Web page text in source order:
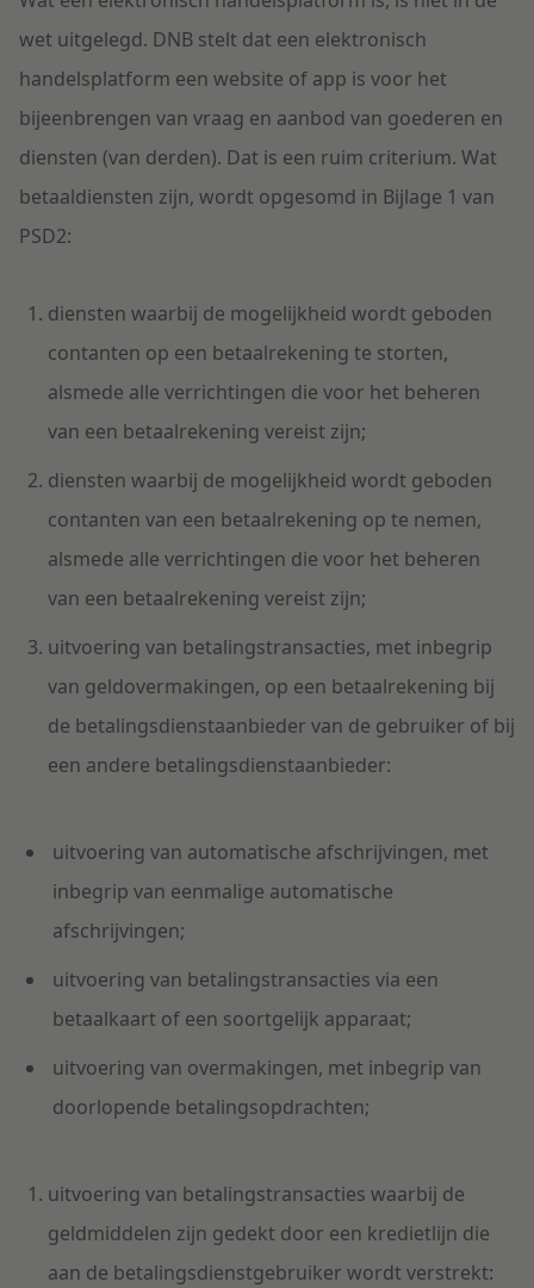
wet uitgelegd. DNB stelt dat een elektronisch
handelsplatform een website of app is voor het
bijeenbrengen van vraag en aanbod van goederen en
diensten (van derden). Dat is een ruim criterium. Wat
betaaldiensten zijn, wordt opgesomd in Bijlage 1 van
PSD2:
diensten waarbij de mogelijkheid wordt geboden
contanten op een betaalrekening te storten,
alsmede alle verrichtingen die voor het beheren
van een betaalrekening vereist zijn;
diensten waarbij de mogelijkheid wordt geboden
contanten van een betaalrekening op te nemen,
alsmede alle verrichtingen die voor het beheren
van een betaalrekening vereist zijn;
uitvoering van betalingstransacties, met inbegrip
van geldovermakingen, op een betaalrekening bij
de betalingsdienstaanbieder van de gebruiker of bij
een andere betalingsdienstaanbieder:
uitvoering van automatische afschrijvingen, met
inbegrip van eenmalige automatische
afschrijvingen;
uitvoering van betalingstransacties via een
betaalkaart of een soortgelijk apparaat;
uitvoering van overmakingen, met inbegrip van
doorlopende betalingsopdrachten;
uitvoering van betalingstransacties waarbij de
geldmiddelen zijn gedekt door een kredietlijn die
aan de betalingsdienstgebruiker wordt verstrekt: